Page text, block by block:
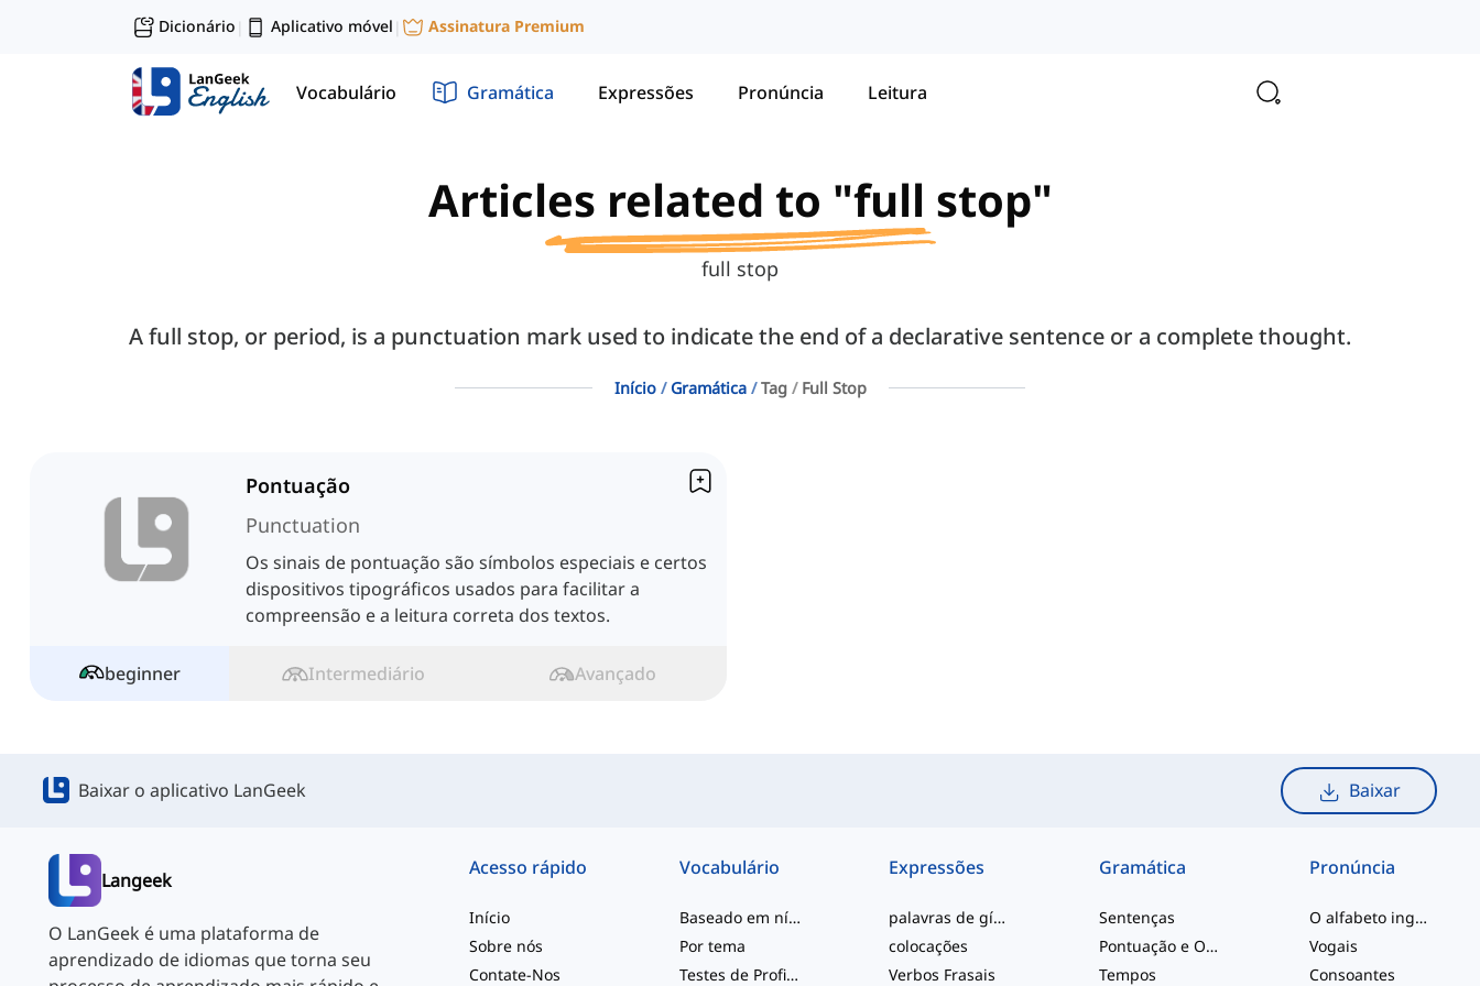
Dicionário | Aplicativo móvel | Assinatura Premium
Vocabulário Gramática Expressões Pronúncia Leitura
Articles related to "full stop"
full stop
A full stop, or period, is a punctuation mark used to indicate the end of a declarative sentence or a complete thought.
Início Gramática Tag Full Stop
Pontuação
Punctuation
Os sinais de pontuação são símbolos especiais e certos
dispositivos tipográficos usados para facilitar a
compreensão e a leitura correta dos textos.
beginner Intermediário Avançado
Baixar o aplicativo LanGeek Baixar
Langeek
O LanGeek é uma plataforma de
aprendizado de idiomas que torna seu
Acesso rápido
Início
Sobre nós
Contate-Nos
Vocabulário
Baseado em nível
Por tema
Testes de Proficiência
Expressões
palavras de gíria
colocações
Verbos Frasais
Gramática
Sentenças
Pontuação e Ortografia
Tempos
Pronúncia
O alfabeto inglês
Vogais
Consoantes